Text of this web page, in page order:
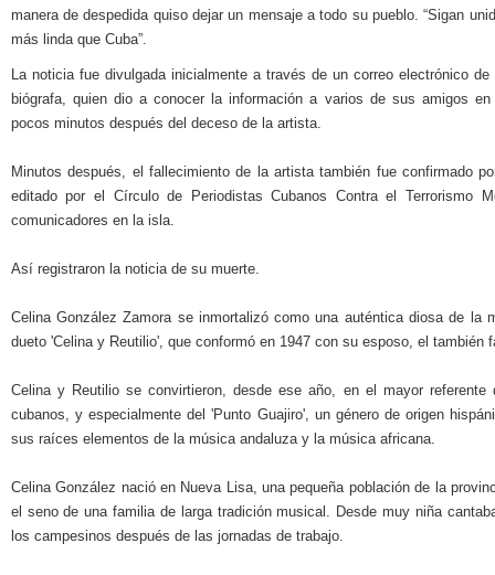
manera de despedida quiso dejar un mensaje a todo su pueblo. “Sigan
más linda que Cuba”.
La noticia fue divulgada inicialmente a través de un correo electrónico
biógrafa, quien dio a conocer la información a varios de sus amigos
pocos minutos después del deceso de la artista.
Minutos después, el fallecimiento de la artista también fue confirmado
editado por el Círculo de Periodistas Cubanos Contra el Terrorismo
comunicadores en la isla.
Así registraron la noticia de su muerte.
Celina González Zamora se inmortalizó como una auténtica diosa de la
dueto 'Celina y Reutilio', que conformó en 1947 con su esposo, el también
Celina y Reutilio se convirtieron, desde ese año, en el mayor
cubanos, y especialmente del 'Punto Guajiro', un género de origen
sus raíces elementos de la música andaluza y la música africana.
Celina González nació en Nueva Lisa, una pequeña población de la
el seno de una familia de larga tradición musical. Desde muy niña
los campesinos después de las jornadas de trabajo.